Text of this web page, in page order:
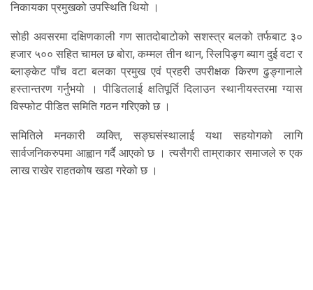
निकायका प्रमुखको उपस्थिति थियो ।
सोही अवसरमा दक्षिणकाली गण सातदोबाटोको सशस्त्र बलको तर्फबाट ३०
हजार ५०० सहित चामल छ बोरा, कम्मल तीन थान, स्लिपिङ्ग ब्याग दुई वटा र
ब्लाङ्केट पाँच वटा बलका प्रमुख एवं प्रहरी उपरीक्षक किरण ढुङ्गानाले
हस्तान्तरण गर्नुभयो । पीडितलाई क्षतिपूर्ति दिलाउन स्थानीयस्तरमा ग्यास
विस्फोट पीडित समिति गठन गरिएको छ ।
समितिले मनकारी व्यक्ति, सङ्घसंस्थालाई यथा सहयोगको लागि
सार्वजनिकरुपमा आह्वान गर्दै आएको छ । त्यसैगरी ताम्राकार समाजले रु एक
लाख राखेर राहतकोष खडा गरेको छ ।